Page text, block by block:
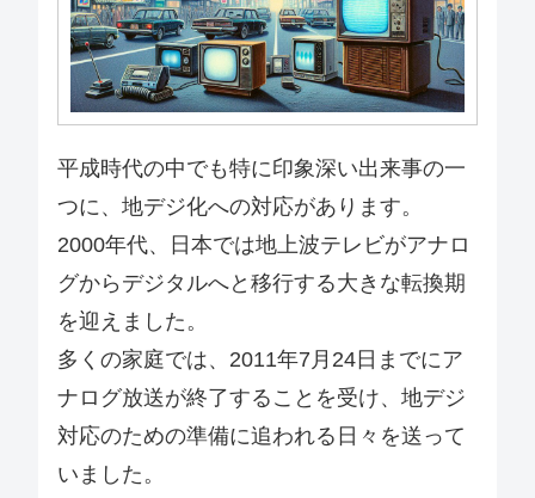
平成時代の中でも特に印象深い出来事の一
つに、地デジ化への対応があります。
2000年代、日本では地上波テレビがアナロ
グからデジタルへと移行する大きな転換期
を迎えました。
多くの家庭では、2011年7月24日までにア
ナログ放送が終了することを受け、地デジ
対応のための準備に追われる日々を送って
いました。